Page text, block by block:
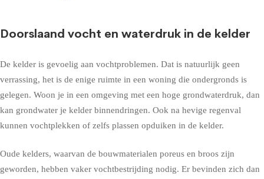
Doorslaand vocht en waterdruk in de kelder
De kelder is gevoelig aan vochtproblemen. Dat is natuurlijk geen
verrassing, het is de enige ruimte in een woning die ondergronds is
gelegen. Woon je in een omgeving met een hoge grondwaterdruk, dan
kan grondwater je kelder binnendringen. Ook na hevige regenval
kunnen vochtplekken of zelfs plassen opduiken in de kelder.
Oude kelders, waarvan de bouwmaterialen poreus en broos zijn
geworden, hebben vaker vochtbestrijding nodig. Er bevinden zich dan